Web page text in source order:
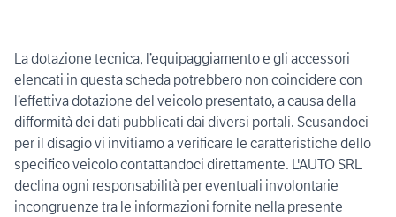
La dotazione tecnica, l’equipaggiamento e gli accessori
elencati in questa scheda potrebbero non coincidere con
l’effettiva dotazione del veicolo presentato, a causa della
difformità dei dati pubblicati dai diversi portali. Scusandoci
per il disagio vi invitiamo a verificare le caratteristiche dello
specifico veicolo contattandoci direttamente. L'AUTO SRL
declina ogni responsabilità per eventuali involontarie
incongruenze tra le informazioni fornite nella presente